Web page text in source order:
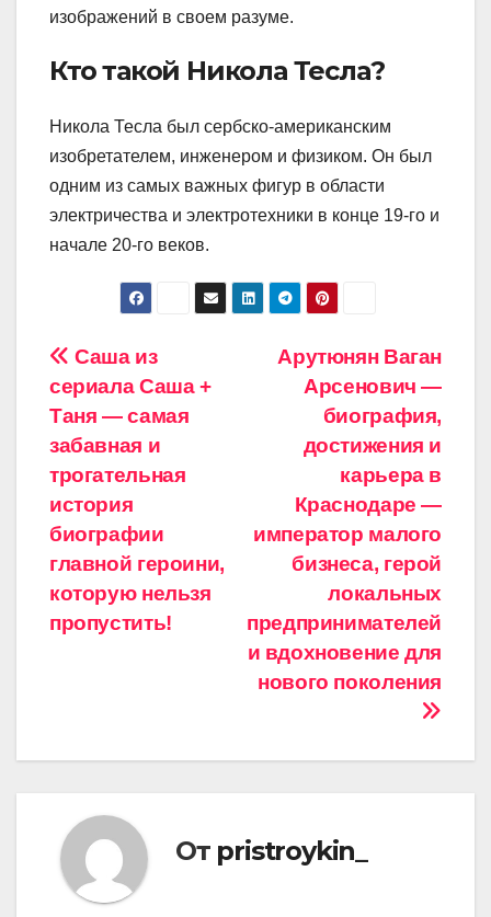
изображений в своем разуме.
Кто такой Никола Тесла?
Никола Тесла был сербско-американским
изобретателем, инженером и физиком. Он был
одним из самых важных фигур в области
электричества и электротехники в конце 19-го и
начале 20-го веков.
Навигация
по
записям
Арутюнян Ваган
Арсенович —
биография,
достижения и
карьера в
Краснодаре —
император малого
бизнеса, герой
локальных
предпринимателей
и вдохновение для
нового поколения
Саша из
сериала Саша +
Таня — самая
забавная и
трогательная
история
биографии
главной героини,
которую нельзя
пропустить!
От pristroykin_